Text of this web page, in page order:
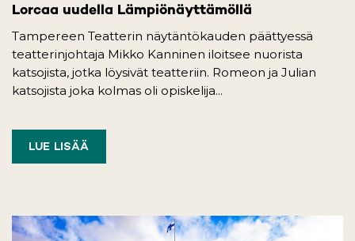
Lorcaa uudella Lämpiönäyttämöllä
Tampereen Teatterin näytäntökauden päättyessä
teatterinjohtaja Mikko Kanninen iloitsee nuorista
katsojista, jotka löysivät teatteriin. Romeon ja Julian
katsojista joka kolmas oli opiskelija...
LUE LISÄÄ